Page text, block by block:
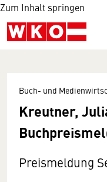
Zum Inhalt springen
Buch- und
Kreutner,
Preismeldung